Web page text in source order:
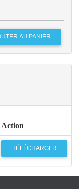
Action
TÉLÉCHARGER